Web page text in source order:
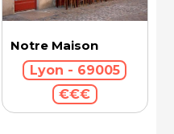
Notre Maison
Lyon - 69005
€€€